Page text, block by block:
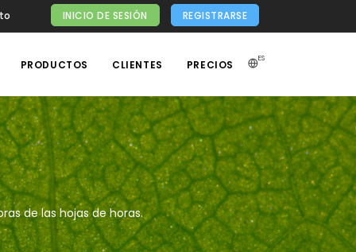
INICIO DE SESIÓN REGISTRARSE
ES
PRODUCTOS CLIENTES PRECIOS
de las hojas de horas.